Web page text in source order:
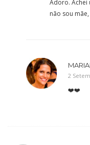
Adoro. Achei
não sou
2
❤️❤️